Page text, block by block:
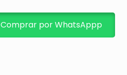
Comprar por WhatsAppp